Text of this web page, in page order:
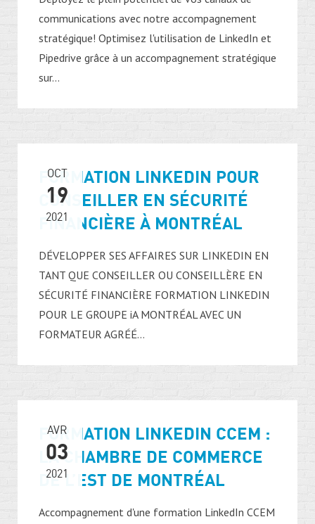
communications avec notre accompagnement
stratégique! Optimisez l'utilisation de LinkedIn et
Pipedrive grâce à un accompagnement stratégique
sur...
OCT
19
2021
FORMATION LINKEDIN POUR
CONSEILLER EN SÉCURITÉ
FINANCIÈRE À MONTRÉAL
DÉVELOPPER SES AFFAIRES SUR LINKEDIN EN
TANT QUE CONSEILLER OU CONSEILLÈRE EN
SÉCURITÉ FINANCIÈRE FORMATION LINKEDIN
POUR LE GROUPE iA MONTRÉAL AVEC UN
FORMATEUR AGRÉÉ...
AVR
03
2021
FORMATION LINKEDIN CCEM :
LA CHAMBRE DE COMMERCE
DE L’EST DE MONTRÉAL
Accompagnement d'une formation LinkedIn CCEM